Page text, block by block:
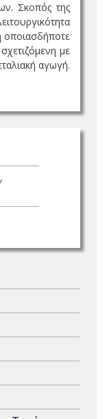
Σκοπός της
οποιασδήποτε
με
αγωγή.